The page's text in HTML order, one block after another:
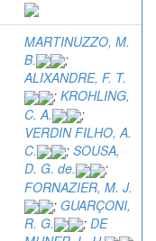
MARTINUZZO, M.
B.
;
ALIXANDRE, F. T.
; KROHLING,
C. A.
;
VERDIN FILHO, A.
C.
; SOUSA,
D. G. de.
;
FORNAZIER, M. J.
; GUARÇONI,
R. G.
; DE